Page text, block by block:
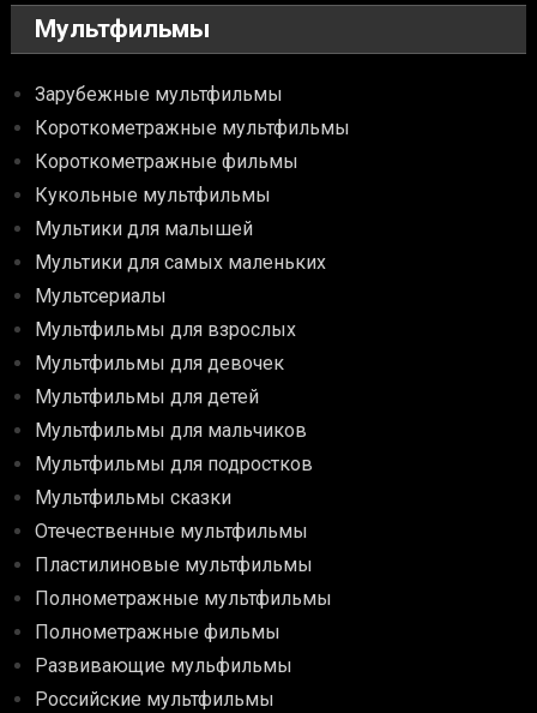
Мультфильмы
Зарубежные мультфильмы
Короткометражные мультфильмы
Короткометражные фильмы
Кукольные мультфильмы
Мультики для малышей
Мультики для самых маленьких
Мультсериалы
Мультфильмы для взрослых
Мультфильмы для девочек
Мультфильмы для детей
Мультфильмы для мальчиков
Мультфильмы для подростков
Мультфильмы сказки
Отечественные мультфильмы
Пластилиновые мультфильмы
Полнометражные мультфильмы
Полнометражные фильмы
Развивающие мульфильмы
Российские мультфильмы